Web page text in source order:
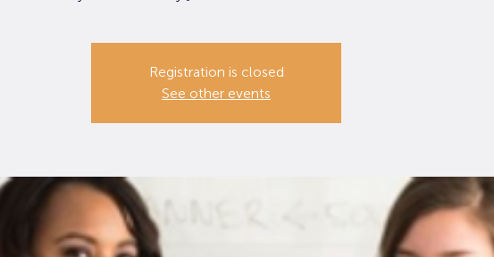
Registration is closed
See other events